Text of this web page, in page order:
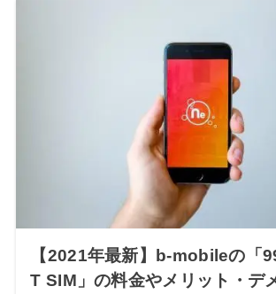
【2021年最新】b-mobileの「
T SIM」の料金やメリット・デ